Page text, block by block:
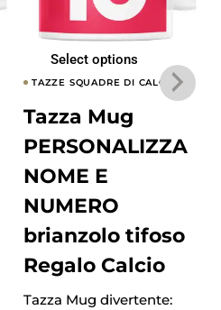
Select options
TAZZE SQUADRE DI CALCIO
Tazza Mug
PERSONALIZZA
NOME E
NUMERO
brianzolo tifoso
Regalo Calcio
Tazza Mug divertente: